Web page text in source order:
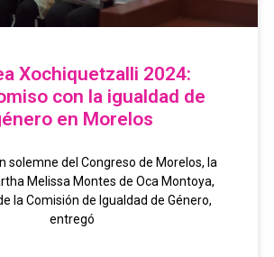
Xochiquetzalli 2024:
con la igualdad de
en Morelos
solemne del Congreso de Morelos, la
Melissa Montes de Oca Montoya,
la Comisión de Igualdad de Género,
entregó